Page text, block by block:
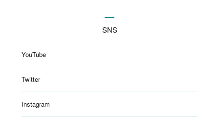
SNS
YouTube
Twitter
Instagram